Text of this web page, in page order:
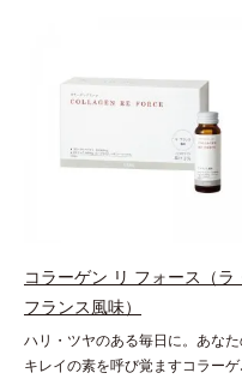
持ちがいいのもポイントです。体
作る材料であるたんぱく質12g(*1)
をメインに、美を引き出すコラー
ン5,000mgも配合。さらにリズム
支える鉄分やビタミン6種(*2)、食
美を総合的に支えます。甘さ控え
のカフェオレ味、濃厚な抹茶味
味展開。プロテイン独特のにおい
クセが少なく、水に溶けやすいの
で、手軽においしくたんぱく質を
コラーゲン リ フォース（ラ
フランス風味）
ハリ・ツヤのある毎日に。あな
キレイの素を呼び覚ますコラーゲ